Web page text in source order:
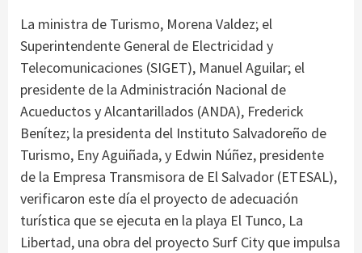
La ministra de Turismo, Morena Valdez; el
Superintendente General de Electricidad y
Telecomunicaciones (SIGET), Manuel Aguilar; el
presidente de la Administración Nacional de
Acueductos y Alcantarillados (ANDA), Frederick
Benítez; la presidenta del Instituto Salvadoreño de
Turismo, Eny Aguiñada, y Edwin Núñez, presidente
de la Empresa Transmisora de El Salvador (ETESAL),
verificaron este día el proyecto de adecuación
turística que se ejecuta en la playa El Tunco, La
Libertad, una obra del proyecto Surf City que impulsa